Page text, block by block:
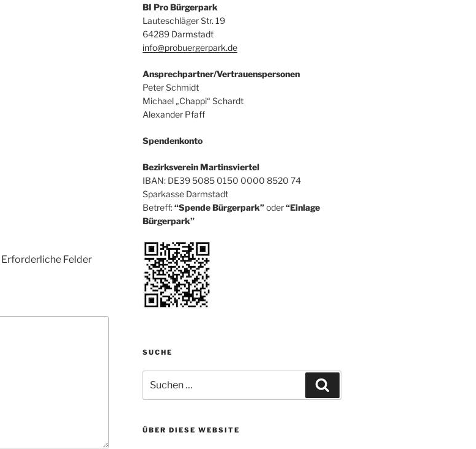
Erforderliche Felder
BI Pro Bürgerpark
Lauteschläger Str. 19
64289 Darmstadt
info@probuergerpark.de
Ansprechpartner/Vertrauenspersonen
Peter Schmidt
Michael „Chappi“ Schardt
Alexander Pfaff
Spendenkonto
Bezirksverein Martinsviertel
IBAN: DE39 5085 0150 0000 8520 74
Sparkasse Darmstadt
Betreff:“Spende Bürgerpark”oder“Einlage
Bürgerpark”
SUCHE
nach:
ÜBER DIESE WEBSITE